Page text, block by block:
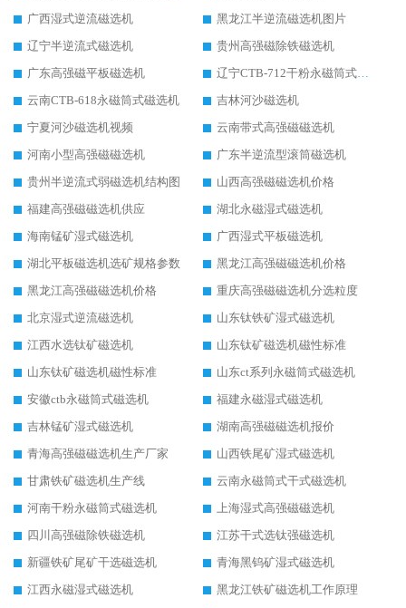
广西湿式逆流磁选机
黑龙江半逆流磁选机图片
辽宁半逆流式磁选机
贵州高强磁除铁磁选机
广东高强磁平板磁选机
辽宁CTB-712干粉永磁筒式磁选机
云南CTB-618永磁筒式磁选机
吉林河沙磁选机
宁夏河沙磁选机视频
云南带式高强磁磁选机
河南小型高强磁磁选机
广东半逆流型滚筒磁选机
贵州半逆流式弱磁选机结构图
山西高强磁磁选机价格
福建高强磁磁选机供应
湖北永磁湿式磁选机
海南锰矿湿式磁选机
广西湿式平板磁选机
湖北平板磁选机选矿规格参数
黑龙江高强磁磁选机价格
黑龙江高强磁磁选机价格
重庆高强磁磁选机分选粒度
北京湿式逆流磁选机
山东钛铁矿湿式磁选机
江西水选钛矿磁选机
山东钛矿磁选机磁性标准
山东钛矿磁选机磁性标准
山东ct系列永磁筒式磁选机
安徽ctb永磁筒式磁选机
福建永磁湿式磁选机
吉林锰矿湿式磁选机
湖南高强磁磁选机报价
青海高强磁磁选机生产厂家
山西铁尾矿湿式磁选机
甘肃铁矿磁选机生产线
云南永磁筒式干式磁选机
河南干粉永磁筒式磁选机
上海湿式高强磁磁选机
四川高强磁除铁磁选机
江苏干式选钛强磁选机
新疆铁矿尾矿干选磁选机
青海黑钨矿湿式磁选机
江西永磁湿式磁选机
黑龙江铁矿磁选机工作原理